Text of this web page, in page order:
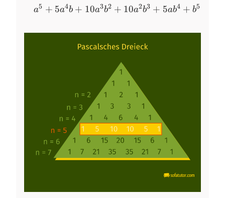
\quad
5a^4b +
a5 + 5a4b + 10a3b2 + 10a2b3 + 5ab4 + b5